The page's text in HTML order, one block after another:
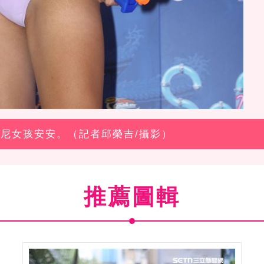
女孩安安。（記者邱榮吉/攝影）
推薦圖輯